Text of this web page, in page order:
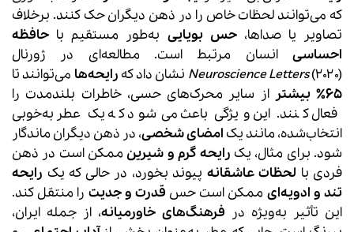
که می‌توانند لحظات خاص را در ذهن دیگران حک کنند. برخلاف
تصاویر یا صداها،حس بویایی به‌طور مستقیم با حافظه
احساسی انسان مرتبط است. مطالعه‌ای در ژورنال
Neuroscience Letters(۲۰۲۰) نشان داد که رایحه‌ها می‌توانند تا
۶۵٪ بیشتر
از سایر محرک‌های حسی، خاطرات بلندمدت را
فعال کنند. این ویژگی باعث می‌شود که یک عطر به‌خوبی
انتخاب‌شده، مانند یک امضای شخصی، در ذهن دیگران ماندگار
شود. برای مثال، یک رایحه گرم و شیرین ممکن است در ذهن
فردی با لحظات عاشقانه پیوند بخورد، در حالی که یک رایحه
تند و ادویه‌ای ممکن است حس قدرت و جدیت را منتقل کند.
این تأثیر به‌ویژه در فرهنگ‌های خاورمیانه، از جمله ایران،